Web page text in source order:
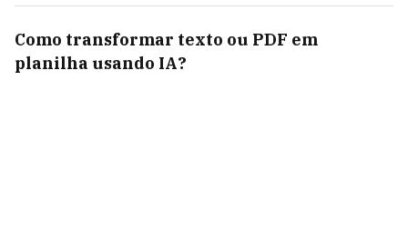
Como transformar texto ou PDF em
planilha usando IA?